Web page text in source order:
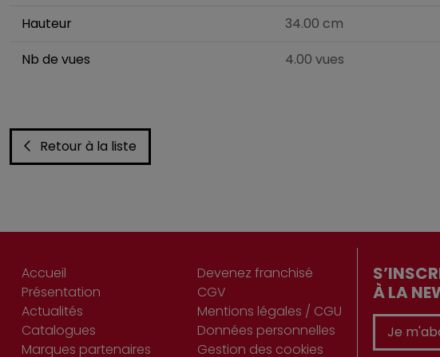
Hauteur
34.00 cm
Nb de vues
4.00 vues
Retour à la liste
Accueil
Présentation
Actualités
Catalogues
Marques partenaires
Devenez franchisé
CGV
Mentions légales / CGU
Données personnelles
Gestion des cookies
À LA
Je